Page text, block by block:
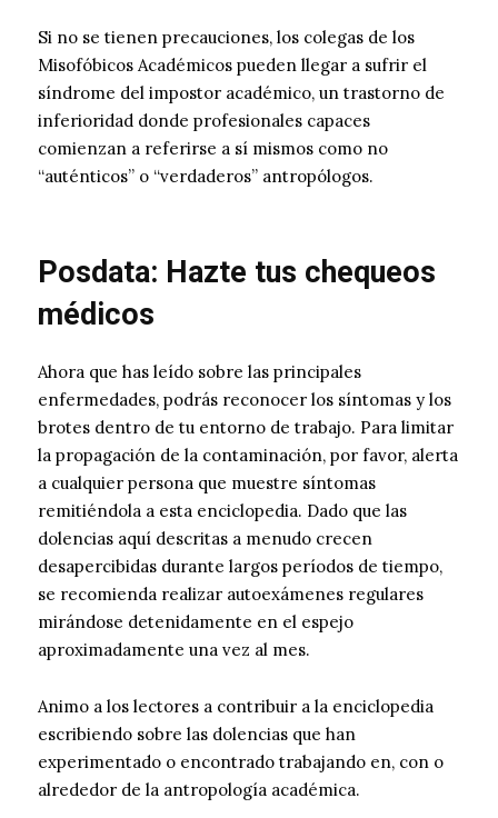
Si no se tienen precauciones, los colegas de los
Misofóbicos Académicos pueden llegar a sufrir el
síndrome del impostor académico, un trastorno de
inferioridad donde profesionales capaces
comienzan a referirse a sí mismos como no
“auténticos” o “verdaderos” antropólogos.
Posdata: Hazte tus chequeos
médicos
Ahora que has leído sobre las principales
enfermedades, podrás reconocer los síntomas y los
brotes dentro de tu entorno de trabajo. Para limitar
la propagación de la contaminación, por favor, alerta
a cualquier persona que muestre síntomas
remitiéndola a esta enciclopedia. Dado que las
dolencias aquí descritas a menudo crecen
desapercibidas durante largos períodos de tiempo,
se recomienda realizar autoexámenes regulares
mirándose detenidamente en el espejo
aproximadamente una vez al mes.
Animo a los lectores a contribuir a la enciclopedia
escribiendo sobre las dolencias que han
experimentado o encontrado trabajando en, con o
alrededor de la antropología académica.